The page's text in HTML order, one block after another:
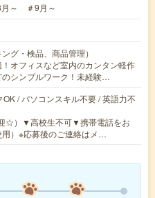
月～ ＃9月～
グ・検品、商品管理）
オフィスなど室内のカンタン軽作
シンプルワーク！未経験…
/ パソコンスキル不要 / 英語力不
☆）▼高校生不可▼携帯電話をお
）※応募後のご連絡はメ…